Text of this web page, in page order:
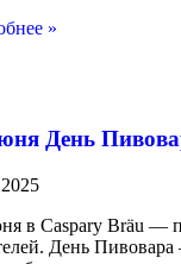
»
День
в Caspary Bräu —
День